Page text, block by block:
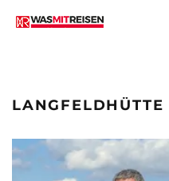
LANGFELDHÜTTE